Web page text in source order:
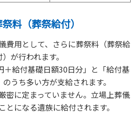
料（葬祭給付）
費用として、さらに葬祭料（葬祭給
）が行われます。
＋給付基礎日額30日分」と「給付基
うち多い方が支給されます。
密に定まっていません。立場上葬儀
とになる遺族に給付されます。